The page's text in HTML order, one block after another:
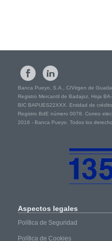
Banca Pueyo, S.A., C/Virgen de
Registro Mercantil de Badajoz, Hoja
BIC BAPUES22XXX. Entidad de
Registro BdE número 0078. Correo
2016 - Banca Pueyo. Todos los
Aspectos legales
Política de Seguridad
Política de Cookies